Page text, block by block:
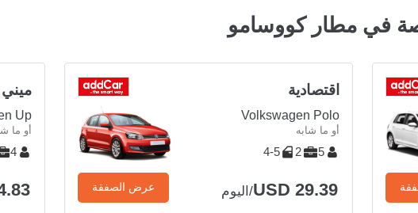
في مطار كووسامو
اقتصادية
Volkswagen Polo
أو ما شابه
5
2
4-5
USD 29.39/اليوم عرض الصفقة
ميني
Up
أو ما
4